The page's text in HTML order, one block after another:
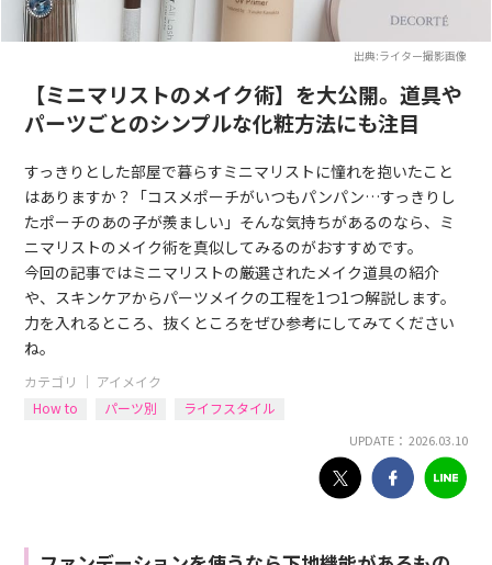
出典:ライター撮影画像
【ミニマリストのメイク術】を大公開。道具や
パーツごとのシンプルな化粧方法にも注目
すっきりとした部屋で暮らすミニマリストに憧れを抱いたこと
はありますか？「コスメポーチがいつもパンパン…すっきりし
たポーチのあの子が羨ましい」そんな気持ちがあるのなら、ミ
ニマリストのメイク術を真似してみるのがおすすめです。
今回の記事ではミニマリストの厳選されたメイク道具の紹介
や、スキンケアからパーツメイクの工程を1つ1つ解説します。
力を入れるところ、抜くところをぜひ参考にしてみてください
ね。
カテゴリ ｜ アイメイク
How to
パーツ別 ライフスタイル
UPDATE： 2026.03.10